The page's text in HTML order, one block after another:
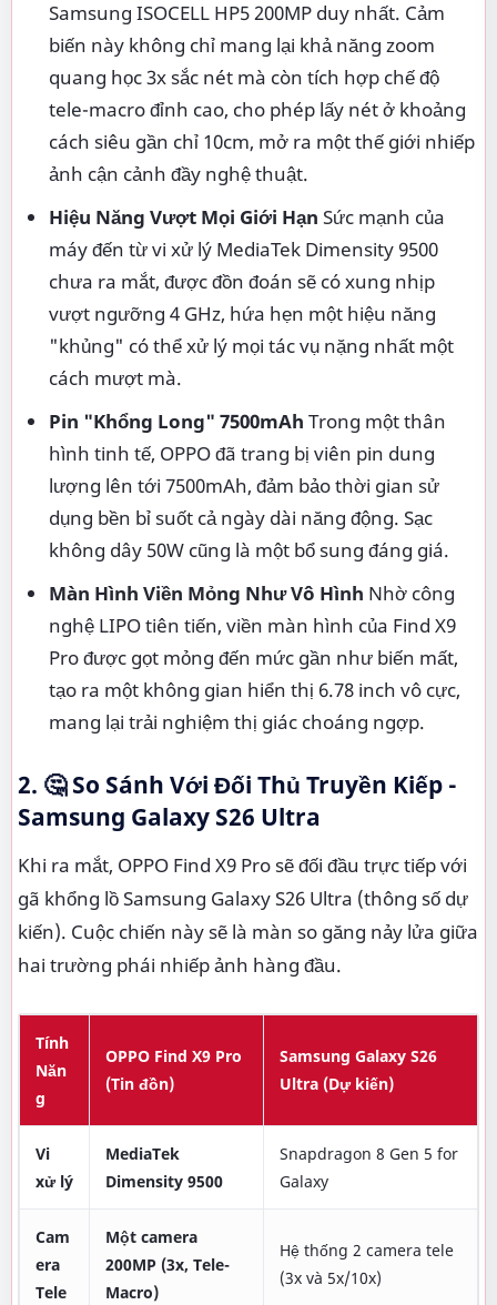
Samsung ISOCELL HP5 200MP duy nhất. Cảm
biến này không chỉ mang lại khả năng zoom
quang học 3x sắc nét mà còn tích hợp chế độ
tele-macro đỉnh cao, cho phép lấy nét ở khoảng
cách siêu gần chỉ 10cm, mở ra một thế giới nhiếp
ảnh cận cảnh đầy nghệ thuật.
Hiệu Năng Vượt Mọi Giới Hạn Sức mạnh của
máy đến từ vi xử lý MediaTek Dimensity 9500
chưa ra mắt, được đồn đoán sẽ có xung nhịp
vượt ngưỡng 4 GHz, hứa hẹn một hiệu năng
"khủng" có thể xử lý mọi tác vụ nặng nhất một
cách mượt mà.
Pin "Khổng Long" 7500mAh Trong một thân
hình tinh tế, OPPO đã trang bị viên pin dung
lượng lên tới 7500mAh, đảm bảo thời gian sử
dụng bền bỉ suốt cả ngày dài năng động. Sạc
không dây 50W cũng là một bổ sung đáng giá.
Màn Hình Viền Mỏng Như Vô Hình Nhờ công
nghệ LIPO tiên tiến, viền màn hình của Find X9
Pro được gọt mỏng đến mức gần như biến mất,
tạo ra một không gian hiển thị 6.78 inch vô cực,
mang lại trải nghiệm thị giác choáng ngợp.
2. 🤔 So Sánh Với Đối Thủ Truyền Kiếp -
Samsung Galaxy S26 Ultra
Khi ra mắt, OPPO Find X9 Pro sẽ đối đầu trực tiếp với
gã khổng lồ Samsung Galaxy S26 Ultra (thông số dự
kiến). Cuộc chiến này sẽ là màn so găng nảy lửa giữa
hai trường phái nhiếp ảnh hàng đầu.
Tính
Năn
g
OPPO Find X9 Pro
(Tin đồn)
Samsung Galaxy S26
Ultra (Dự kiến)
Vi
xử lý
MediaTek
Dimensity 9500
Snapdragon 8 Gen 5 for
Galaxy
Cam
era
Tele
Một camera
200MP (3x, Tele-
Macro)
Hệ thống 2 camera tele
(3x và 5x/10x)